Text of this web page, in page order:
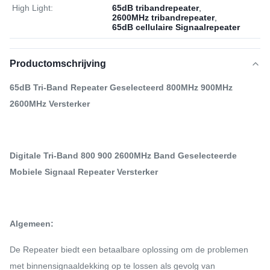
High Light: 65dB tribandrepeater,
2600MHz tribandrepeater,
65dB cellulaire Signaalrepeater
Productomschrijving
65dB Tri-Band Repeater Geselecteerd 800MHz 900MHz
2600MHz Versterker
Digitale Tri-Band 800 900 2600MHz Band Geselecteerde
Mobiele Signaal Repeater Versterker
Algemeen:
De Repeater biedt een betaalbare oplossing om de problemen
met binnensignaaldekking op te lossen als gevolg van